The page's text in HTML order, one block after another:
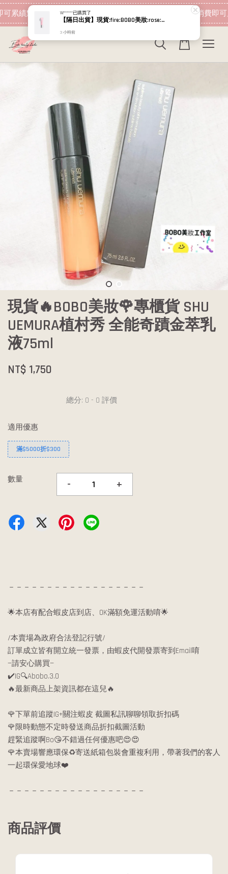
累績點數 下筆消費即可折抵 加入會員 消費即可
現貨🔥BOBO美妝🌹專櫃貨 SHU
UEMURA植村秀 全能奇蹟金萃乳
液75ml
NT$ 1,750
總分: 0 - 0 評價
適用優惠
滿$5000折$300
數量 - +
－－－－－－－－－－－－－－－－－－
🌟本店有配合蝦皮店到店、OK滿額免運活動唷🌟
/本賣場為政府合法登記行號/
訂單成立皆有開立統一發票，由蝦皮代開發票寄到Email唷
—請安心購買—
✔️IG🔍Abobo.3.0
🔥最新商品上架資訊都在這兒🔥
🌹下單前追蹤IG+關注蝦皮 截圖私訊聊聊領取折扣碼
🌹限時動態不定時發送商品折扣截圖活動
趕緊追蹤啊Bo😘不錯過任何優惠吧😍😍
🌹本賣場響應環保♻️寄送紙箱包裝會重複利用，帶著我們的客人
一起環保愛地球❤️
－－－－－－－－－－－－－－－－－－
商品評價
W******已購買了
【隔日出貨】現貨:fire:BOBO美妝:rose:專櫃貨 Dior 迪奧 粉漾果凍唇蜜
3 小時前